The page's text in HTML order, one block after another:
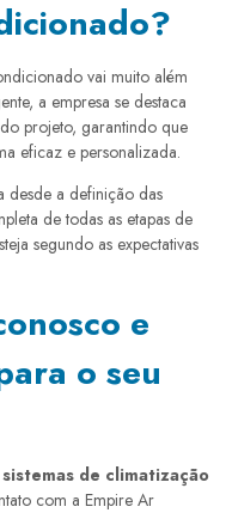
vai muito além
a empresa se destaca
projeto, garantindo que
eficaz e personalizada.
desde a definição das
de todas as etapas de
segundo as expectativas
e
o seu
de climatização
com a Empire Ar